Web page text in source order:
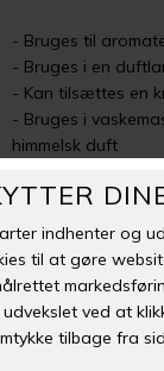
- Bruges til
- Bruges i en
- Kan tilsættes en
- Bruges i
himmelsk duft
Tilføj til Ønskeskyen
Fri fragt over 399 kr